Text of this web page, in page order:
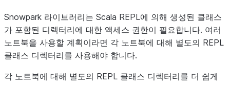
Snowpark 라이브러리는 Scala REPL에 의해 생성된 클래스
가 포함된 디렉터리에 대한 액세스 권한이 필요합니다. 여러
노트북을 사용할 계획이라면 각 노트북에 대해 별도의 REPL
클래스 디렉터리를 사용해야 합니다.
각 노트북에 대해 별도의 REPL 클래스 디렉터리를 더 쉽게